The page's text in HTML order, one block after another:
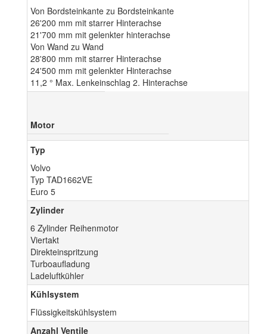
Von Bordsteinkante zu Bordsteinkante
26'200 mm mit starrer Hinterachse
21'700 mm mit gelenkter hinterachse
Von Wand zu Wand
28'800 mm mit starrer Hinterachse
24'500 mm mit gelenkter Hinterachse
11,2 ° Max. Lenkeinschlag 2. Hinterachse
Motor
Typ
Volvo
Typ TAD1662VE
Euro 5
Zylinder
6 Zylinder Reihenmotor
Viertakt
Direkteinspritzung
Turboaufladung
Ladeluftkühler
Kühlsystem
Flüssigkeitskühlsystem
Anzahl Ventile